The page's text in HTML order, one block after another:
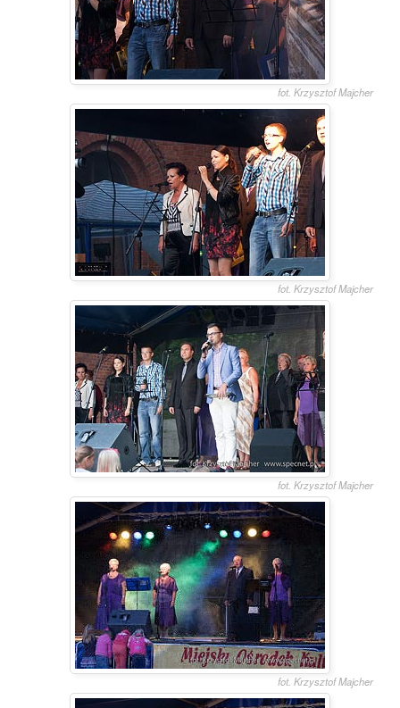
fot. Krzysztof Majcher
fot. Krzysztof Majcher
fot. Krzysztof Majcher
fot. Krzysztof Majcher